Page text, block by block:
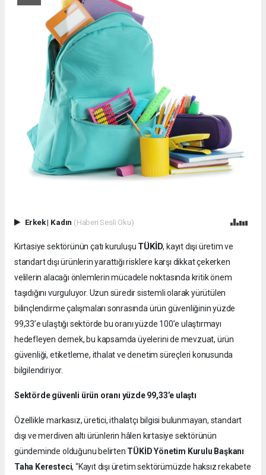
Erkek| Kadın (Haberi Sesli Oku)
Kırtasiye sektörünün çatı kuruluşu TÜKİD, kayıt dışı üretim ve
standart dışı ürünlerin yarattığı risklere karşı dikkat çekerken
velilerin alacağı önlemlerin mücadele noktasında kritik önem
taşıdığını vurguluyor. Uzun süredir sistemli olarak yürütülen
bilinçlendirme çalışmaları sonrasında ürün güvenliğinin yüzde
99,33’e ulaştığı sektörde bu oranı yüzde 100’e ulaştırmayı
hedefleyen dernek, bu kapsamda üyelerini de mevzuat, ürün
güvenliği, etiketleme, ithalat ve denetim süreçleri konusunda
bilgilendiriyor.
Sektörde güvenli ürün oranı yüzde 99,33’e ulaştı
Özellikle markasız, üretici, ithalatçı bilgisi bulunmayan, standart
dışı ve merdiven altı ürünlerin hâlen kırtasiye sektörünün
gündeminde olduğunu belirten TÜKİD Yönetim Kurulu Başkanı
Taha Keresteci, “Kayıt dışı üretim sektörümüzde haksız rekabete